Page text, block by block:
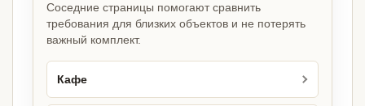
Соседние страницы помогают сравнить
требования для близких объектов и не потерять
важный комплект.
Кафе